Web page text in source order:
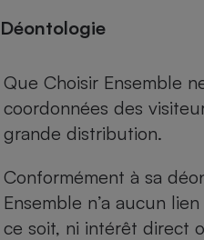
Déontologie
Que Choisir Ensemble
coordonnées des
grande distribution.
Conformément à sa
Ensemble n’a aucun
ce soit, ni intérêt direct